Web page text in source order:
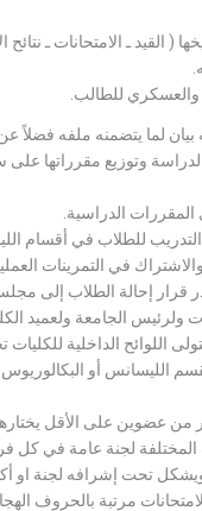
( القيد ـ الامتحانات ـ نتائح
والعسكري للطالب.
لما يتضمنه ملفه فضلاً
الدراسة وتوزيع
الدراسية.
التدريب للطلاب في أقسام
في التمرينات
قرار إحالة الطلاب إلى
ولرئيس الجامعة ولعميد
اللوائح الداخلية
بقسم الليسانس أو
من عضوين على الأقل
لجنة عامة في كل
تحت إشرافه لجنة او
مرتبة بالحروف